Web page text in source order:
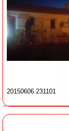
20150606 231101